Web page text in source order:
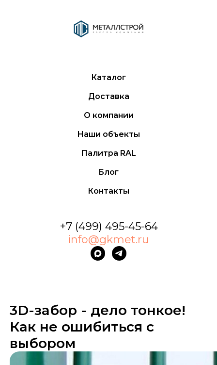
Каталог
Доставка
О компании
Наши объекты
Палитра RAL
Блог
Контакты
+7 (499) 495-45-64
info@gkmet.ru
3D-забор - дело тонкое!
Как не ошибиться с
выбором